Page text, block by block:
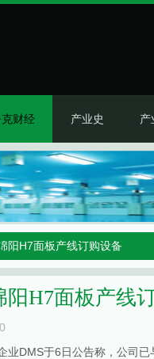
财经 产业史 产
阳H7面板产线订购设备
阳H7面板产线
0
业DMS于6日公告称，公司